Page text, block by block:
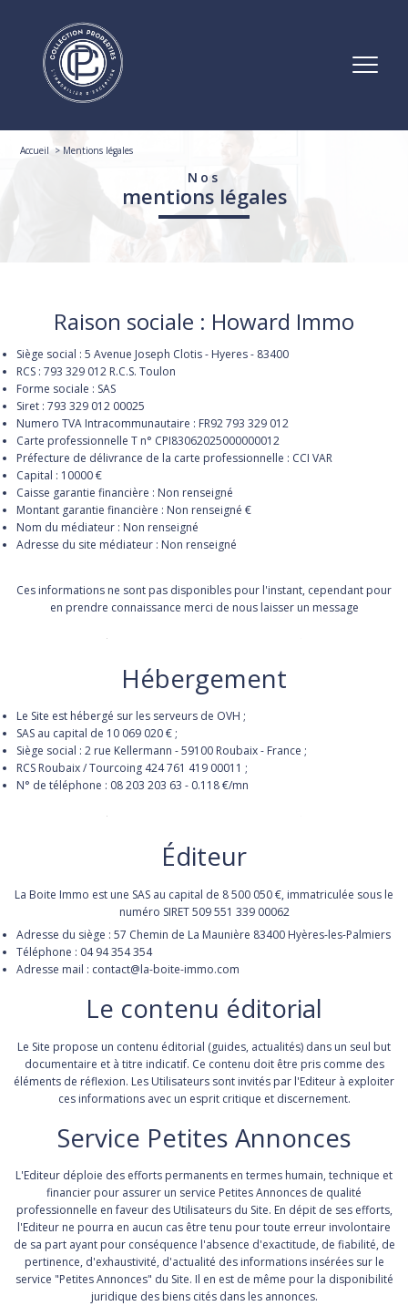
Accueil Mentions légales
Nos
mentions légales
Raison sociale : Howard Immo
Siège social : 5 Avenue Joseph Clotis - Hyeres - 83400
RCS : 793 329 012 R.C.S. Toulon
Forme sociale : SAS
Siret : 793 329 012 00025
Numero TVA Intracommunautaire : FR92 793 329 012
Carte professionnelle T n° CPI83062025000000012
Préfecture de délivrance de la carte professionnelle : CCI VAR
Capital : 10000 €
Caisse garantie financière : Non renseigné
Montant garantie financière : Non renseigné €
Nom du médiateur : Non renseigné
Adresse du site médiateur : Non renseigné
Ces informations ne sont pas disponibles pour l'instant, cependant pour
en prendre connaissance merci de nous laisser un message
Hébergement
Le Site est hébergé sur les serveurs de OVH ;
SAS au capital de 10 069 020 € ;
Siège social : 2 rue Kellermann - 59100 Roubaix - France ;
RCS Roubaix / Tourcoing 424 761 419 00011 ;
N° de téléphone : 08 203 203 63 - 0.118 €/mn
Éditeur
La Boite Immo est une SAS au capital de 8 500 050 €, immatriculée sous le
numéro SIRET 509 551 339 00062
Adresse du siège : 57 Chemin de La Maunière 83400 Hyères-les-Palmiers
Téléphone : 04 94 354 354
Adresse mail : contact@la-boite-immo.com
Le contenu éditorial
Le Site propose un contenu éditorial (guides, actualités) dans un seul but
documentaire et à titre indicatif. Ce contenu doit être pris comme des
éléments de réflexion. Les Utilisateurs sont invités par l'Editeur à exploiter
ces informations avec un esprit critique et discernement.
Service Petites Annonces
L'Editeur déploie des efforts permanents en termes humain, technique et
financier pour assurer un service Petites Annonces de qualité
professionnelle en faveur des Utilisateurs du Site. En dépit de ses efforts,
l'Editeur ne pourra en aucun cas être tenu pour toute erreur involontaire
de sa part ayant pour conséquence l'absence d'exactitude, de fiabilité, de
pertinence, d'exhaustivité, d'actualité des informations insérées sur le
service "Petites Annonces" du Site. Il en est de même pour la disponibilité
juridique des biens cités dans les annonces.